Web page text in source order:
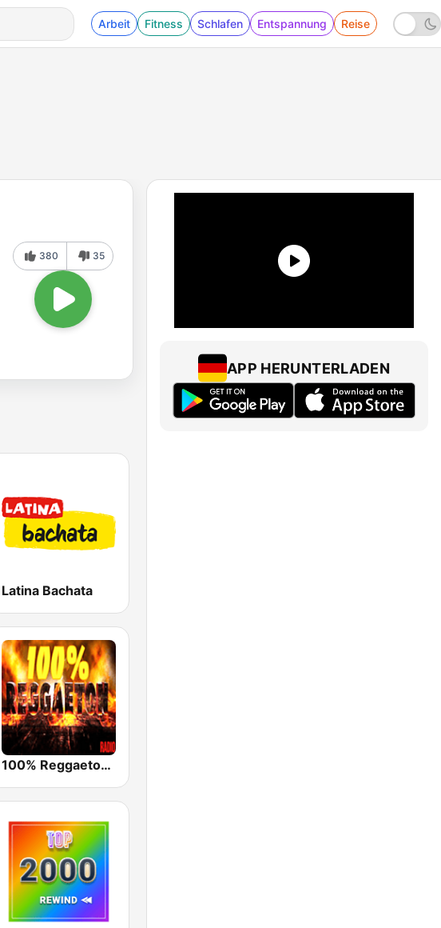
Arbeit Fitness Schlafen Entspannung Reise
380 35
Latina Bachata
100% Reggaeton Radio
APP HERUNTERLADEN